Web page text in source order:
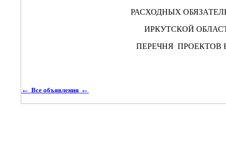
РАСХОДНЫХ
ИРКУТСКОЙ
ПЕРЕЧНЯ ПРОЕКТОВ
← Все объявления ←